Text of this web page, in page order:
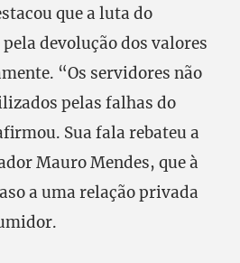
que a luta do
devolução dos valores
“Os servidores não
pelas falhas do
Sua fala rebateu a
Mauro Mendes, que à
a uma relação privada